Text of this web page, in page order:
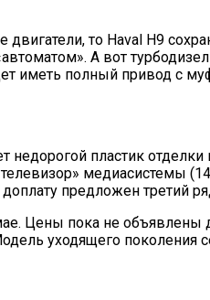
то Haval H9
А вот
иметь полный привод с
пластик
медиасистемы
предложен третий
Цены пока не
уходящего поколения